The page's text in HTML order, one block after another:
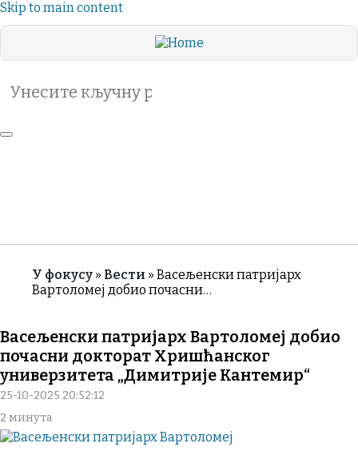
Skip to main content
Header
Breadcrumb
У фокусу Вести
Васељенски патријарх
Вартоломеј добио почасни…
Васељенски патријарх Вартоломеј добио
почасни докторат Хришћанског
универзитета „Димитрије Кантемир“
25-10-2025 20:52:12
2 минута